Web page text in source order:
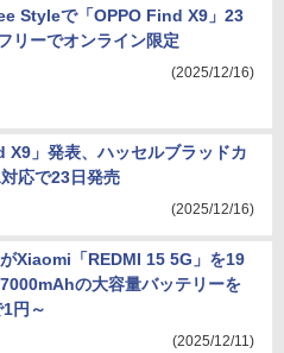
Styleで「OPPO Find X9」23
リーでオンライン限定
(2025/12/16)
X9」発表、ハッセルブラッドカ
応で23日発売
(2025/12/16)
Xiaomi「REDMI 15 5G」を19
の大容量バッテリーを
円～
(2025/12/11)